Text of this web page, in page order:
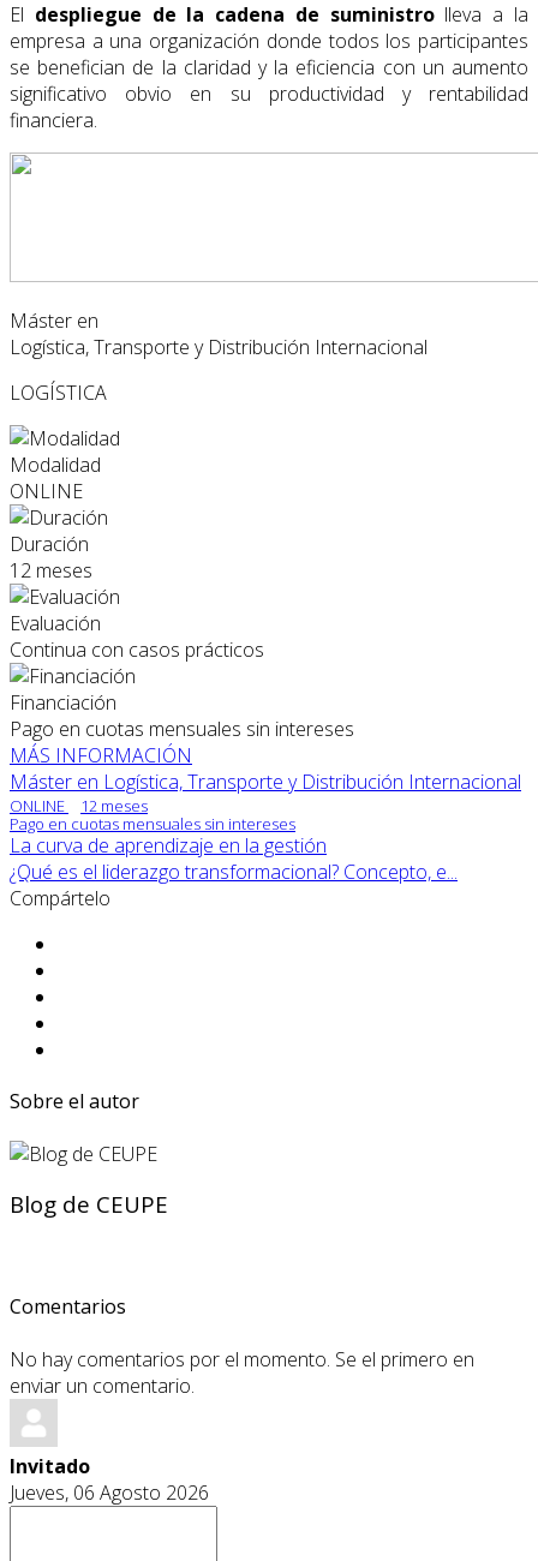
El despliegue de la cadena de suministrolleva a la
empresa a una organización donde todos los participantes
se benefician de la claridad y la eficiencia con un aumento
significativo obvio en su productividad y rentabilidad
financiera.
Máster en
Logística, Transporte y Distribución Internacional
LOGÍSTICA
Modalidad
ONLINE
Duración
12 meses
Evaluación
Continua con casos prácticos
Financiación
Pago en cuotas mensuales sin intereses
MÁS INFORMACIÓN
Máster en Logística, Transporte y Distribución Internacional
ONLINE
12 meses
Pago en cuotas mensuales sin intereses
La curva de aprendizaje en la gestión
¿Qué es el liderazgo transformacional? Concepto, e...
Compártelo
Sobre el autor
Blog de CEUPE
Comentarios
No hay comentarios por el momento. Se el primero en
enviar un comentario.
Invitado
Jueves, 06 Agosto 2026